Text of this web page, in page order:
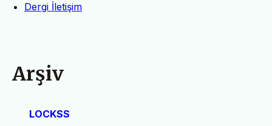
Dergi İletişim
Arşiv
LOCKSS